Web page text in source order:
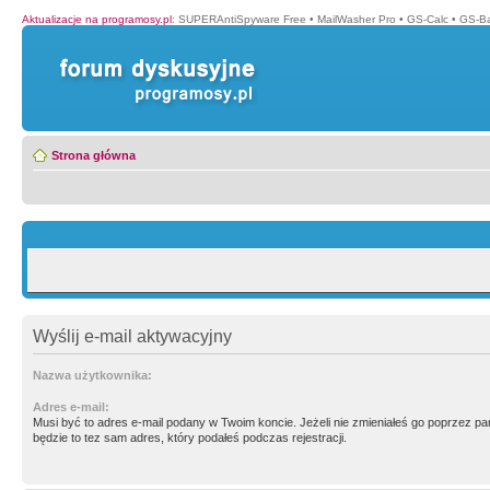
Aktualizacje na programosy.pl: SUPERAntiSpyware Free • MailWasher Pro • GS-Calc • GS-
Strona główna
Wyślij e-mail aktywacyjny
Nazwa użytkownika:
Adres e-mail:
Musi być to adres e-mail podany w Twoim koncie. Jeżeli nie zmieniałeś go poprzez
będzie to tez sam adres, który podałeś podczas rejestracji.